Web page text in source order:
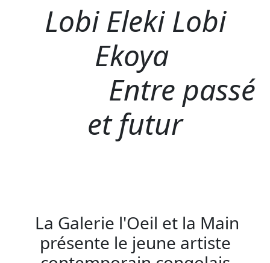
Lobi Eleki Lobi
Ekoya
Entre passé
et futur
La Galerie l'Oeil et la Main
présente le jeune artiste